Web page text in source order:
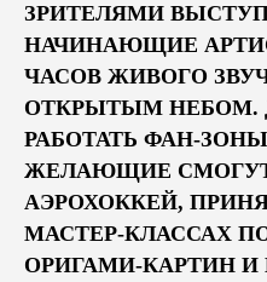
ЗРИТЕЛЯМИ
НАЧИНАЮЩИЕ
ЧАСОВ ЖИВОГО
ОТКРЫТЫМ НЕБОМ.
РАБОТАТЬ ФАН-
ЖЕЛАЮЩИЕ СМОГУТ
АЭРОХОККЕЙ,
МАСТЕР-КЛАССАХ
ОРИГАМИ-КАРТИН И